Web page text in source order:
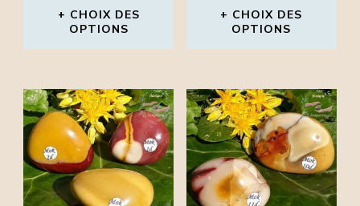
la
page
produit
la
page
produit
CHOIX DES
OPTIONS
produit
a
plusieurs
variations.
Les
CHOIX DES
OPTIONS
produit
a
plusieurs
variations.
Les